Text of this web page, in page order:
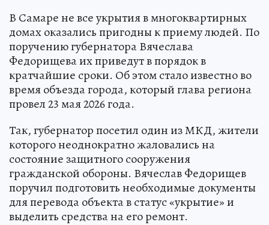
В Самаре не все укрытия в многоквартирных
домах оказались пригодны к приему людей. По
поручению губернатора Вячеслава
Федорищева их приведут в порядок в
кратчайшие сроки. Об этом стало известно во
время объезда города, который глава региона
провел 23 мая 2026 года.
Так, губернатор посетил один из МКД, жители
которого неоднократно жаловались на
состояние защитного сооружения
гражданской обороны. Вячеслав Федорищев
поручил подготовить необходимые документы
для перевода объекта в статус «укрытие» и
выделить средства на его ремонт.